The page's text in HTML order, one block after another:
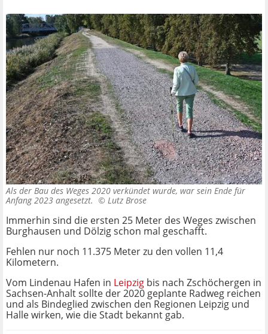
Als der Bau des Weges 2020 verkündet wurde, war sein Ende für
Anfang 2023 angesetzt. © Lutz Brose
Immerhin sind die ersten 25 Meter des Weges zwischen
Burghausen und Dölzig schon mal geschafft.
Fehlen nur noch 11.375 Meter zu den vollen 11,4
Kilometern.
Vom Lindenau Hafen in Leipzig bis nach Zschöchergen in
Sachsen-Anhalt sollte der 2020 geplante Radweg reichen
und als Bindeglied zwischen den Regionen Leipzig und
Halle wirken, wie die Stadt bekannt gab.